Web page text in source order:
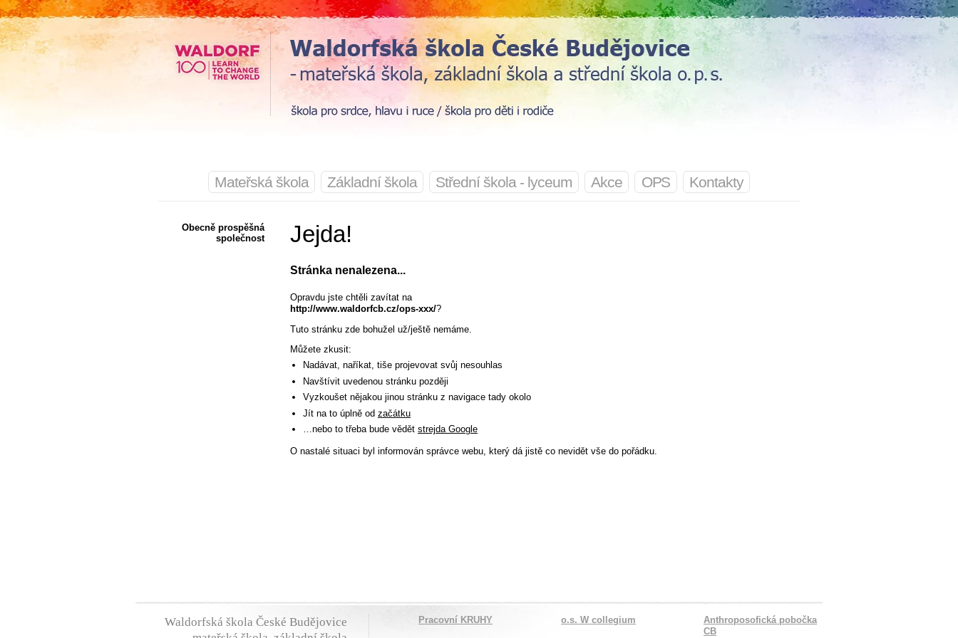
Mateřská škola Základní škola Střední škola - lyceum Akce OPS Kontakty
Obecně prospěšná
společnost
Jejda!
Stránka nenalezena...
Opravdu jste chtěli zavítat na
http://www.waldorfcb.cz/ops-xxx/?
Tuto stránku zde bohužel už/ještě nemáme.
Můžete zkusit:
Nadávat, naříkat, tiše projevovat svůj nesouhlas
Navštívit uvedenou stránku později
Vyzkoušet nějakou jinou stránku z navigace tady okolo
Jít na to úplně od začátku
…nebo to třeba bude vědět strejda Google
O nastalé situaci byl informován správce webu, který dá jistě co nevidět vše do pořádku.
Waldorfská škola České Budějovice
Pracovní KRUHY o.s. W collegium
Anthroposofická pobočka
CB